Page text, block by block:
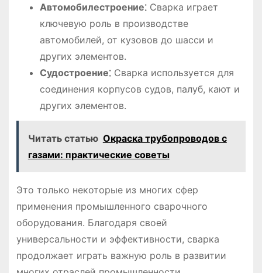
Автомобилестроение⁚Сварка играет
ключевую роль в производстве
автомобилей, от кузовов до шасси и
других элементов.
Судостроение⁚Сварка используется для
соединения корпусов судов, палуб, кают и
других элементов.
Читать статью Окраска трубопроводов с
газами: практические советы
Это только некоторые из многих сфер
применения промышленного сварочного
оборудования. Благодаря своей
универсальности и эффективности, сварка
продолжает играть важную роль в развитии